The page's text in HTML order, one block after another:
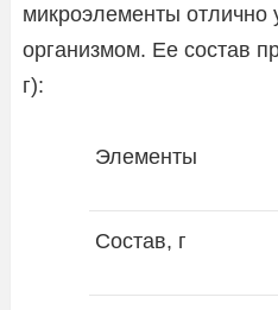
микроэлементы отлично
организмом. Ее состав
г):
Элементы
Состав, г